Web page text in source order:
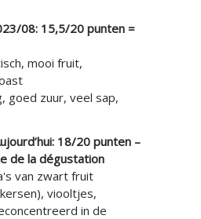
08: 15,5/20 punten =
mooi fruit,
goed zuur, veel sap,
18/20 punten –
de la dégustation
van zwart fruit
viooltjes,
in de